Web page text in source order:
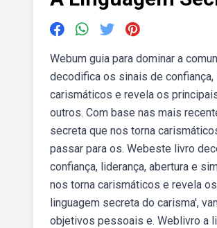
Webum guia para dominar a
decodifica os sinais de
carismáticos e revela os
outros. Com base nas mais
secreta que nos torna
passar para os. Webeste livro
confiança, liderança, abertura e
nos torna carismáticos e revela
linguagem secreta do carisma',
objetivos pessoais e. Weblivro a